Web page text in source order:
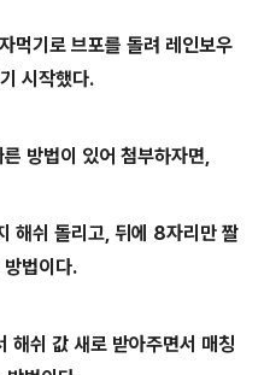
먹기로 브포를 돌려 레인보우
시작했다.
방법이 있어 첨부하자면,
쉬 돌리고, 뒤에 8자리만 짤
방법이다.
해쉬 값 새로 받아주면서 매칭